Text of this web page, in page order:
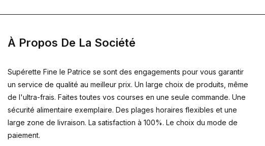
À Propos De La Société
Supérette Fine le Patrice se sont des engagements pour vous garantir
un service de qualité au meilleur prix. Un large choix de produits, même
de l'ultra-frais. Faites toutes vos courses en une seule commande. Une
sécurité alimentaire exemplaire. Des plages horaires flexibles et une
large zone de livraison. La satisfaction à 100%. Le choix du mode de
paiement.